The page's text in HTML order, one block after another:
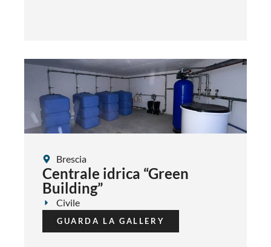
Brescia
Centrale idrica “Green
Building”
Civile
GUARDA LA GALLERY